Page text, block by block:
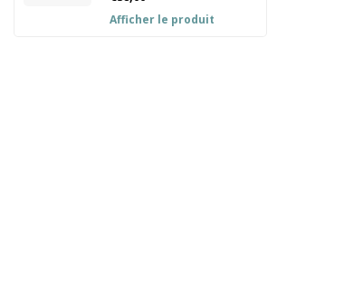
Afficher le produit